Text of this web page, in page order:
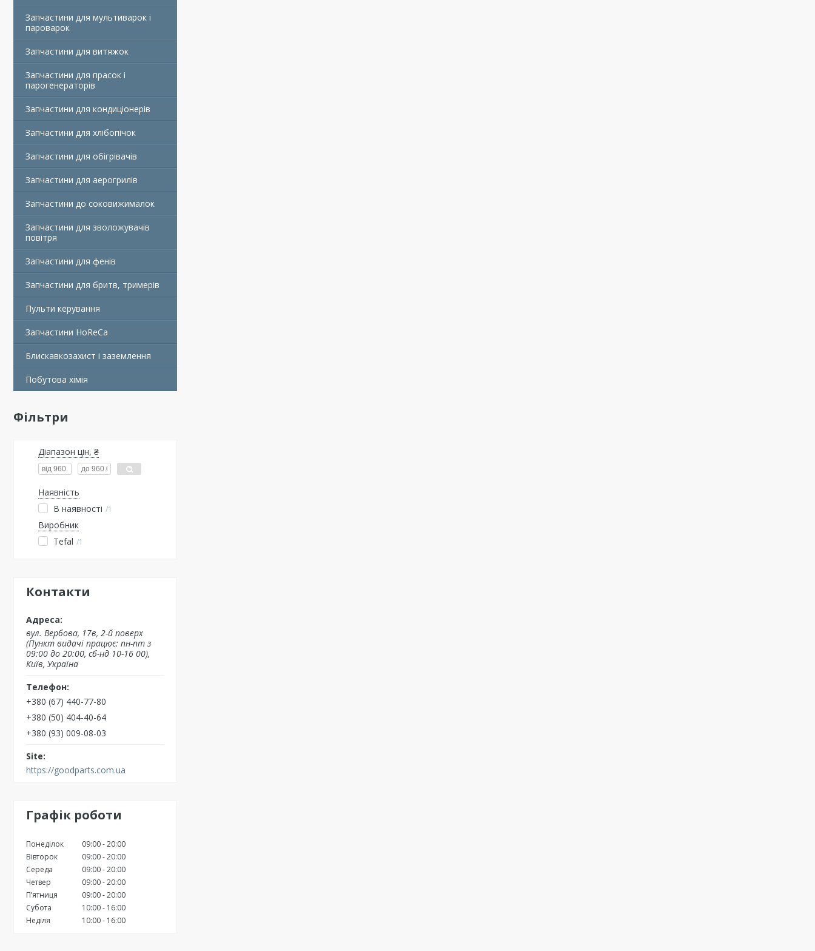
Запчастини для мультиварок і
пароварок
Запчастини для витяжок
Запчастини для прасок і
парогенераторів
Запчастини для кондиціонерів
Запчастини для хлібопічок
Запчастини для обігрівачів
Запчастини для аерогрилів
Запчастини до соковижималок
Запчастини для зволожувачів
повітря
Запчастини для фенів
Запчастини для бритв, тримерів
Пульти керування
Запчастини HoReCa
Блискавкозахист і заземлення
Побутова хімія
Фільтри
Діапазон цін, ₴
Наявність
В наявності
1
Виробник
Tefal
1
Контакти
вул. Вербова, 17в, 2-й поверх
(Пункт видачі працює: пн-пт з
09:00 до 20:00, сб-нд 10-16 00),
Київ, Україна
+380 (67) 440-77-80
+380 (50) 404-40-64
+380 (93) 009-08-03
https://goodparts.com.ua
Графік роботи
Понеділок 09:00 20:00
Вівторок
09:00 20:00
Середа
09:00 20:00
Четвер
09:00 20:00
Пʼятниця
09:00 20:00
Субота
10:00
16:00
Неділя
10:00 16:00